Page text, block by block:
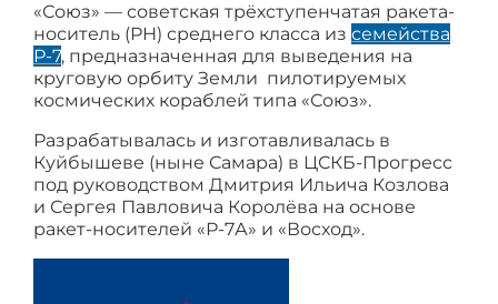
«Союз» — советская трёхступенчатая ракета-
носитель (РН) среднего класса из семейства
Р-7, предназначенная для выведения на
круговую орбиту Земли пилотируемых
космических кораблей типа «Союз».
Разрабатывалась и изготавливалась в
Куйбышеве (ныне Самара) в ЦСКБ-Прогресс
под руководством Дмитрия Ильича Козлова
и Сергея Павловича Королёва на основе
ракет-носителей «Р-7А» и «Восход».